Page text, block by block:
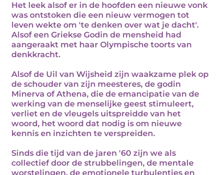
Het leek alsof er in de hoofden een nieuwe vonk
was ontstoken die een nieuw vermogen tot
leven wekte om 'te denken over wat je dacht'.
Alsof een Griekse Godin de mensheid had
aangeraakt met haar Olympische toorts van
denkkracht.
Alsof de Uil van Wijsheid zijn waakzame plek op
de schouder van zijn meesteres, de godin
Minerva of Athena, die de emancipatie van de
werking van de menselijke geest stimuleert,
verliet en de vleugels uitspreidde van het
woord, het woord dat nodig is om nieuwe
kennis en inzichten te verspreiden.
Sinds die tijd van de jaren '60 zijn we als
collectief door de strubbelingen, de mentale
worstelingen, de emotionele turbulenties en